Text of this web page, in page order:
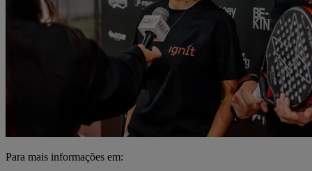
Para mais informações em: